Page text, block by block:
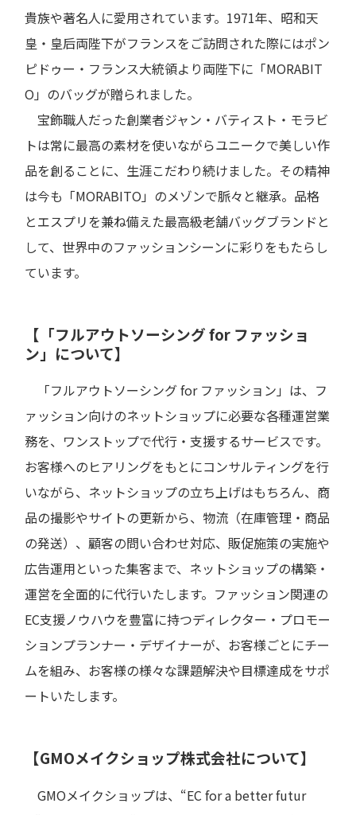
貴族や著名人に愛用されています。1971年、昭和天
皇・皇后両陛下がフランスをご訪問された際にはポン
ピドゥー・フランス大統領より両陛下に「MORABIT
O」のバッグが贈られました。
宝飾職人だった創業者ジャン・バティスト・モラビ
トは常に最高の素材を使いながらユニークで美しい作
品を創ることに、生涯こだわり続けました。その精神
は今も「MORABITO」のメゾンで脈々と継承。品格
とエスプリを兼ね備えた最高級老舗バッグブランドと
して、世界中のファッションシーンに彩りをもたらし
ています。
【「フルアウトソーシング for ファッショ
ン」について】
「フルアウトソーシング for ファッション」は、フ
ァッション向けのネットショップに必要な各種運営業
務を、ワンストップで代行・支援するサービスです。
お客様へのヒアリングをもとにコンサルティングを行
いながら、ネットショップの立ち上げはもちろん、商
品の撮影やサイトの更新から、物流（在庫管理・商品
の発送）、顧客の問い合わせ対応、販促施策の実施や
広告運用といった集客まで、ネットショップの構築・
運営を全面的に代行いたします。ファッション関連の
EC支援ノウハウを豊富に持つディレクター・プロモー
ションプランナー・デザイナーが、お客様ごとにチー
ムを組み、お客様の様々な課題解決や目標達成をサポ
ートいたします。
【GMOメイクショップ株式会社について】
GMOメイクショップは、“EC for a better futur